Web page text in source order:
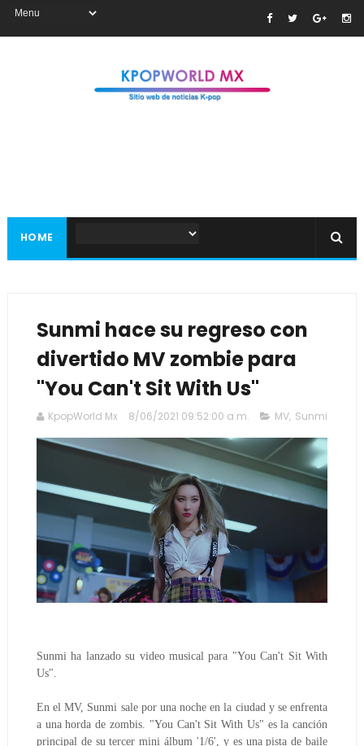
HOME
Sunmi hace su regreso con
divertido MV zombie para
"You Can't Sit With Us"
KpopWorld Mx 8/06/2021 09:52:00 a.m. MV, Sunmi
Sunmi ha lanzado su video musical para "You Can't Sit With
Us".
En el MV, Sunmi sale por una noche en la ciudad y se enfrenta
a una horda de zombis.
"You Can't Sit With Us" es la canción
principal de su tercer mini álbum '1/6', y es una pista de baile